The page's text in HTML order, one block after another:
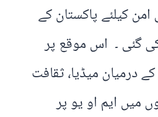
کیلئے پاکستان کے
گئی ۔ اس موقع پر
درمیان میڈیا، ثقافت
میں ایم او یو پر